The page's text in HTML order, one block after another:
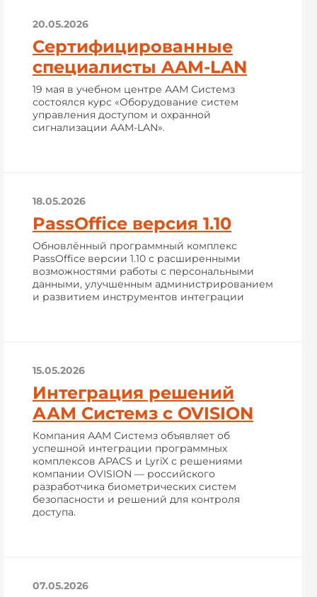
20.05.2026
Сертифицированные
специалисты AAM-LAN
19 мая в учебном центре ААМ Системз
состоялся курс «Оборудование систем
управления доступом и охранной
сигнализации AAM-LAN».
18.05.2026
PassOffice версия 1.10
Обновлённый программный комплекс
PassOffice версии 1.10 с расширенными
возможностями работы с персональными
данными, улучшенным администрированием
и развитием инструментов интеграции
15.05.2026
Интеграция решений
ААМ Системз с OVISION
Компания ААМ Системз объявляет об
успешной интеграции программных
комплексов APACS и LyriX с решениями
компании OVISION — российского
разработчика биометрических систем
безопасности и решений для контроля
доступа.
07.05.2026